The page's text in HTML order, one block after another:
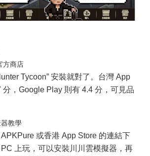
方商店
Tycoon” 安裝就對了。台灣 App
分，Google Play 則有 4.4 分，可見品
教學
或香港 App Store 的連結下
上玩，可以安裝川川雲模擬器，再